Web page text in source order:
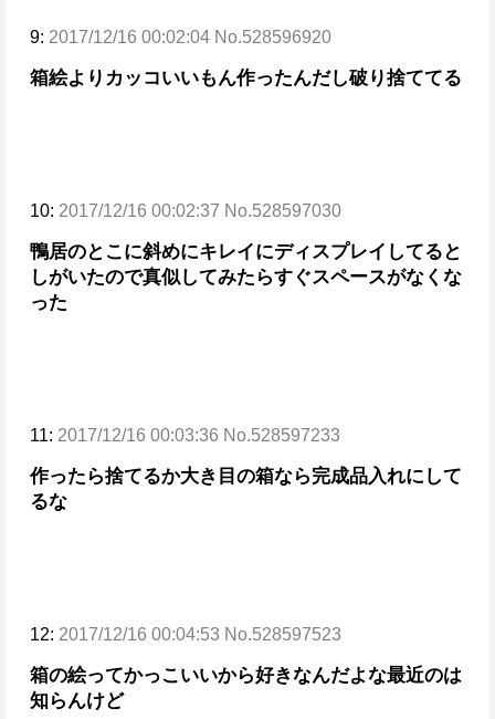
9: 2017/12/16 00:02:04 No.528596920
箱絵よりカッコいいもん作ったんだし破り捨ててる
10: 2017/12/16 00:02:37 No.528597030
鴨居のとこに斜めにキレイにディスプレイしてると
しがいたので真似してみたらすぐスペースがなくな
った
11: 2017/12/16 00:03:36 No.528597233
作ったら捨てるか大き目の箱なら完成品入れにして
るな
12: 2017/12/16 00:04:53 No.528597523
箱の絵ってかっこいいから好きなんだよな最近のは
知らんけど